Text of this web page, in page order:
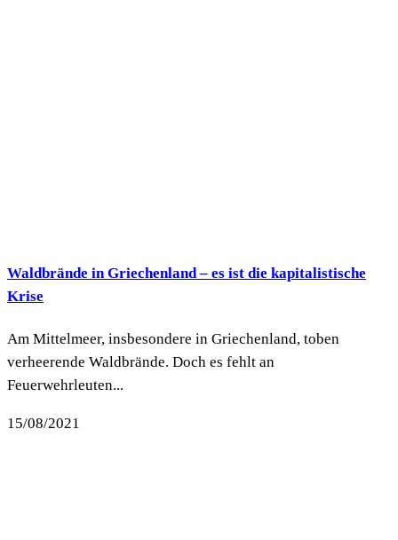
Waldbrände in Griechenland – es ist die kapitalistische
Krise
Am Mittelmeer, insbesondere in Griechenland, toben
verheerende Waldbrände. Doch es fehlt an
Feuerwehrleuten...
15/08/2021